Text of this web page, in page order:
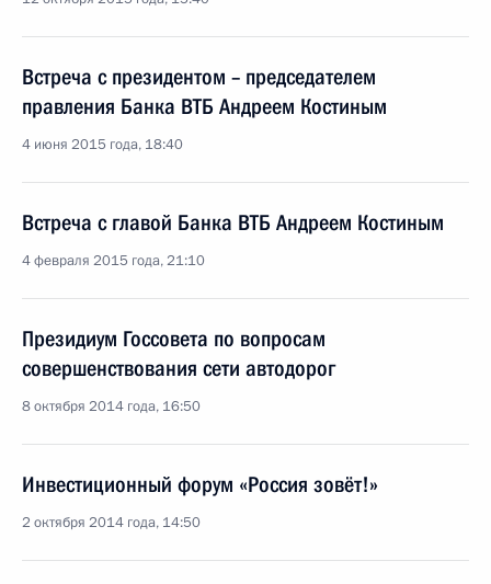
Встреча с президентом – председателем
правления Банка ВТБ Андреем Костиным
4 июня 2015 года, 18:40
Встреча с главой Банка ВТБ Андреем Костиным
4 февраля 2015 года, 21:10
Президиум Госсовета по вопросам
совершенствования сети автодорог
8 октября 2014 года, 16:50
Инвестиционный форум «Россия зовёт!»
2 октября 2014 года, 14:50